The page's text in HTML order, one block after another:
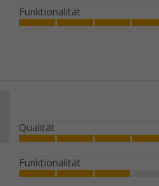
Funktionalität
Qualität
Funktionalität